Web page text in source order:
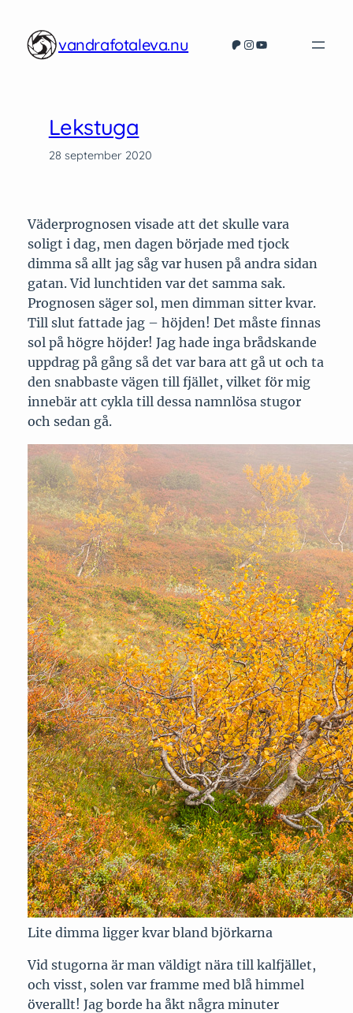
innehåll
vandrafotaleva.nu Patreon
Instagram
YouTube
Lekstuga
28 september 2020
Väderprognosen visade att det skulle vara
soligt i dag, men dagen började med tjock
dimma så allt jag såg var husen på andra sidan
gatan. Vid lunchtiden var det samma sak.
Prognosen säger sol, men dimman sitter kvar.
Till slut fattade jag – höjden! Det måste finnas
sol på högre höjder! Jag hade inga brådskande
uppdrag på gång så det var bara att gå ut och ta
den snabbaste vägen till fjället, vilket för mig
innebär att cykla till dessa namnlösa stugor
och sedan gå.
Lite dimma ligger kvar bland björkarna
Vid stugorna är man väldigt nära till kalfjället,
och visst, solen var framme med blå himmel
överallt! Jag borde ha åkt några minuter